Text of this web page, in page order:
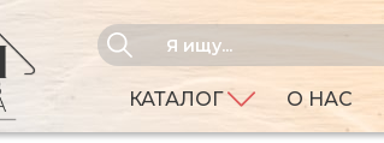
КАТАЛОГ О НАС